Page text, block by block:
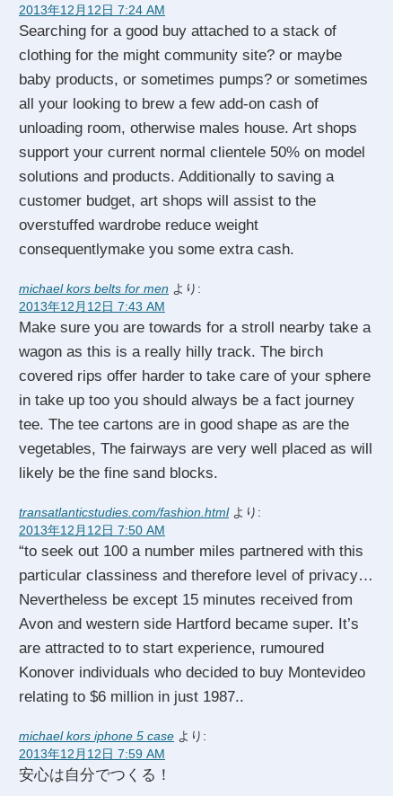
2013年12月12日 7:24 AM
Searching for a good buy attached to a stack of
clothing for the might community site? or maybe
baby products, or sometimes pumps? or sometimes
all your looking to brew a few add-on cash of
unloading room, otherwise males house. Art shops
support your current normal clientele 50% on model
solutions and products. Additionally to saving a
customer budget, art shops will assist to the
overstuffed wardrobe reduce weight
consequentlymake you some extra cash.
michael kors belts for men より:
2013年12月12日 7:43 AM
Make sure you are towards for a stroll nearby take a
wagon as this is a really hilly track. The birch
covered rips offer harder to take care of your sphere
in take up too you should always be a fact journey
tee. The tee cartons are in good shape as are the
vegetables, The fairways are very well placed as will
likely be the fine sand blocks.
transatlanticstudies.com/fashion.html より:
2013年12月12日 7:50 AM
“to seek out 100 a number miles partnered with this
particular classiness and therefore level of privacy…
Nevertheless be except 15 minutes received from
Avon and western side Hartford became super. It’s
are attracted to to start experience, rumoured
Konover individuals who decided to buy Montevideo
relating to $6 million in just 1987..
michael kors iphone 5 case より:
2013年12月12日 7:59 AM
安心は自分でつくる！